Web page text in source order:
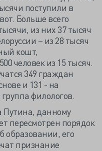
поступили в
Больше всего
из них 37 тысяч
– из 28 тысяч
кошт,
человек из 15 тысяч.
349 граждан
и 131 - на
филологов.
данному
пересмотрен порядок
образовании, его
признание